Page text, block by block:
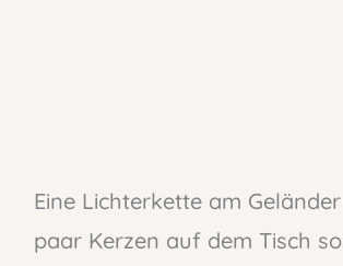
Eine Lichterkette am
paar Kerzen auf dem Tisch